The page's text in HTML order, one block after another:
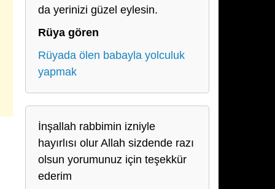
da yerinizi güzel eylesin.
Rüya gören
Rüyada ölen babayla yolculuk
yapmak
İnşallah rabbimin izniyle
hayırlısı olur Allah sizdende razı
olsun yorumunuz için teşekkür
ederim